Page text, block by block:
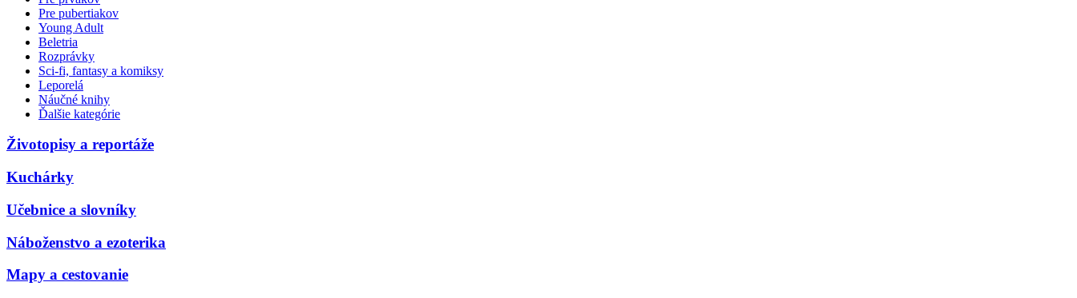
Pre pubertiakov
Young Adult
Beletria
Rozprávky
Sci-fi, fantasy a komiksy
Leporelá
Náučné knihy
Ďalšie kategórie
Životopisy a reportáže
Kuchárky
Učebnice a slovníky
Náboženstvo a ezoterika
Mapy a cestovanie